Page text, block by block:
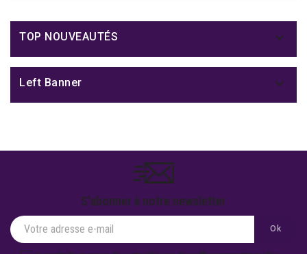
TOP NOUVEAUTÉS 
Left Banner 
S'abonner à notre newsletter